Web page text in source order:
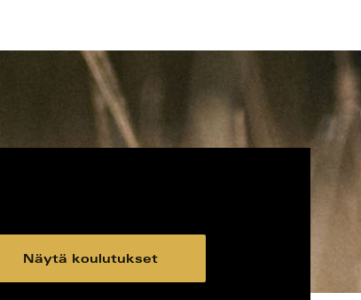
Näytä koulutukset